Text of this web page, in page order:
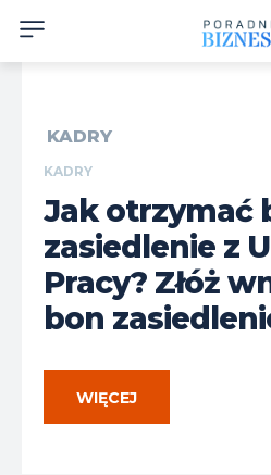
KADRY
KADRY
Jak otrzymać
zasiedlenie z
Pracy? Złóż
bon
WIĘCEJ